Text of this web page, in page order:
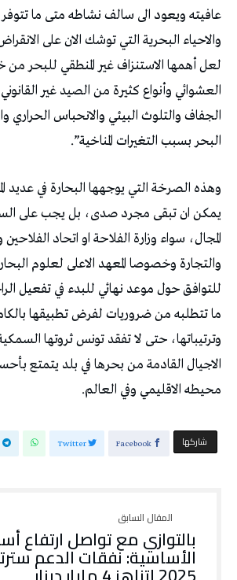
عافيته ويعود الى سالف نشاطه متى ما
والاحياء البحرية التي توشك الان على
لعل أهمها الاستنزاف غير المنطقي للبحر من
العشوائي وأنواع كثيرة من الصيد غير
الجفاف والتلوث البيئي والانحباس الحراري
البحر بسبب التغيرات المناخية”.
وهذه الصرخة التي يوجهها البحارة في عديد
يمكن ان تبقى مجرد صدى، بل يجب على
المجال، سواء وزارة الفلاحة او اتحاد
والتجارة وخصوصا المعهد الاعلى لعلوم
للتوافق حول موعد نهائي للبدء في تفعيل
ما تتطلبه من ضروريات لفرض تطبيقها
وترتيباتها، حتى لا تفقد تونس ثروتها
الاجيال القادمة من بحرها في بلد يتمتع
محيطه الاقليمي وفي العالم.
‫‫ شاركها‬ Facebook
Twitter
بالتوازي مع تواصل ارتفاع
الأساسية: نفقات الدعم